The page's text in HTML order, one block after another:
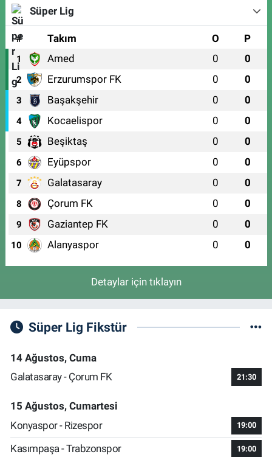
Süper Lig
# Takım O P
1 Amed 0 0
2 Erzurumspor FK 0 0
3 Başakşehir 0 0
4 Kocaelispor 0 0
5 Beşiktaş 0 0
6 Eyüpspor 0 0
7 Galatasaray 0 0
8 Çorum FK 0 0
9 Gaziantep FK 0 0
10 Alanyaspor 0 0
Detaylar için tıklayın
Süper Lig Fikstür
14 Ağustos, Cuma
Galatasaray - Çorum FK
21:30
15 Ağustos, Cumartesi
Konyaspor - Rizespor
19:00
Kasımpaşa - Trabzonspor 19:00